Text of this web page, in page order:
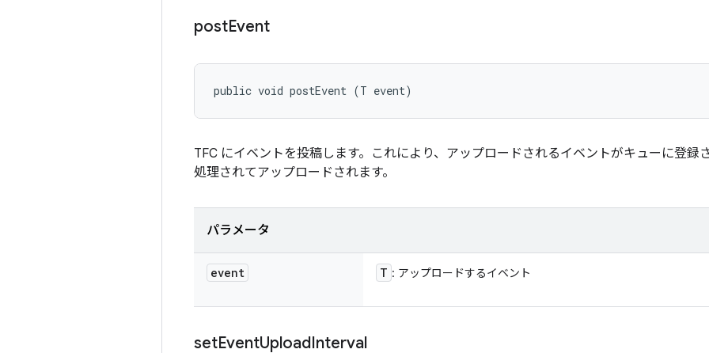
postEvent
public void postEvent (T event)
TFC にイベントを投稿します。これにより、アップロードされるイベントがキューに登録
処理されてアップロードされます。
パラメータ
event T : アップロードするイベント
setEventUploadInterval